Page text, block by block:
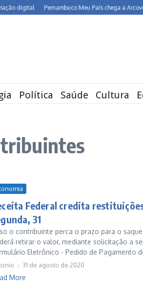
digital Pernambuco Meu País chega a
Política Saúde Cultura
Federal credita
31
o contribuinte perca o prazo para o
retirar o valor, mediante solicitação a
Eletrônico - Pedido de Pagamento
31 de agosto de 2020
More